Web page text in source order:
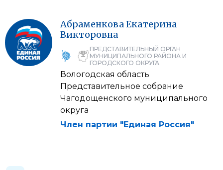
АбраменковаЕкатерина
Викторовна
ПРЕДСТАВИТЕЛЬНЫЙ ОРГАН
МУНИЦИПАЛЬНОГО РАЙОНА И
ГОРОДСКОГО ОКРУГА
Вологодская область
Представительное собрание
Чагодощенского муниципального
округа
Член партии "Единая Россия"